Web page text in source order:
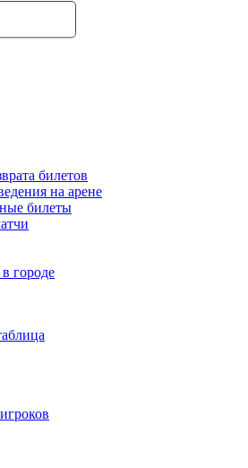
билетов
на арене
билеты
городе